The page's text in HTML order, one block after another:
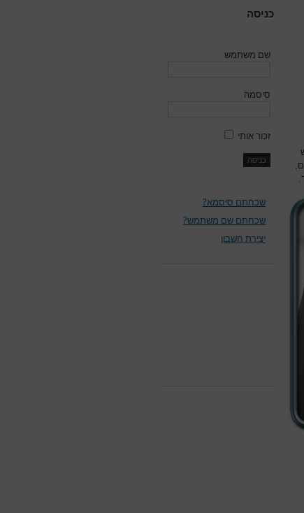
כניסה
שם משתמש
סיסמה
זכור אותי
שכחתם סיסמא?
שכחתם שם משתמש?
יצירת חשבון